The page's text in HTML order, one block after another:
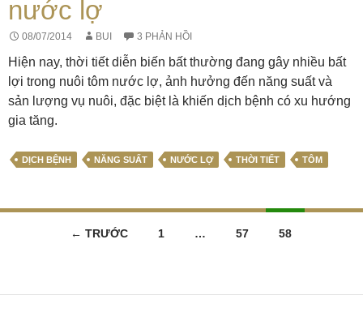
nước lợ
08/07/2014 BUI 3 PHẢN HỒI
Hiện nay, thời tiết diễn biến bất thường đang gây nhiều bất
lợi trong nuôi tôm nước lợ, ảnh hưởng đến năng suất và
sản lượng vụ nuôi, đặc biệt là khiến dịch bệnh có xu hướng
gia tăng.
DỊCH BỆNH NĂNG SUẤT NƯỚC LỢ THỜI TIẾT TÔM
← TRƯỚC 1 … 57 58